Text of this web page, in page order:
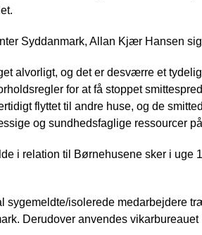
Syddanmark, Allan Kjær Hansen
alvorligt, og det er desværre et
for at få stoppet
flyttet til andre huse, og de
og sundhedsfaglige ressourcer
i relation til Børnehusene sker i uge
sygemeldte/isolerede medarbejdere
Derudover anvendes